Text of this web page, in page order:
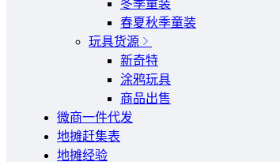
冬季童装
春夏秋季童装
玩具货源
新奇特
涂鸦玩具
商品出售
微商一件代发
地摊赶集表
地摊经验